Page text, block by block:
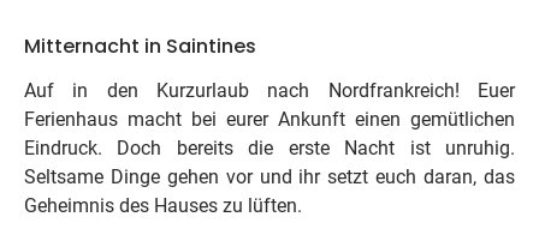
Mitternacht in Saintines
Auf in den Kurzurlaub nach Nordfrankreich! Euer
Ferienhaus macht bei eurer Ankunft einen gemütlichen
Eindruck. Doch bereits die erste Nacht ist unruhig.
Seltsame Dinge gehen vor und ihr setzt euch daran, das
Geheimnis des Hauses zu lüften.